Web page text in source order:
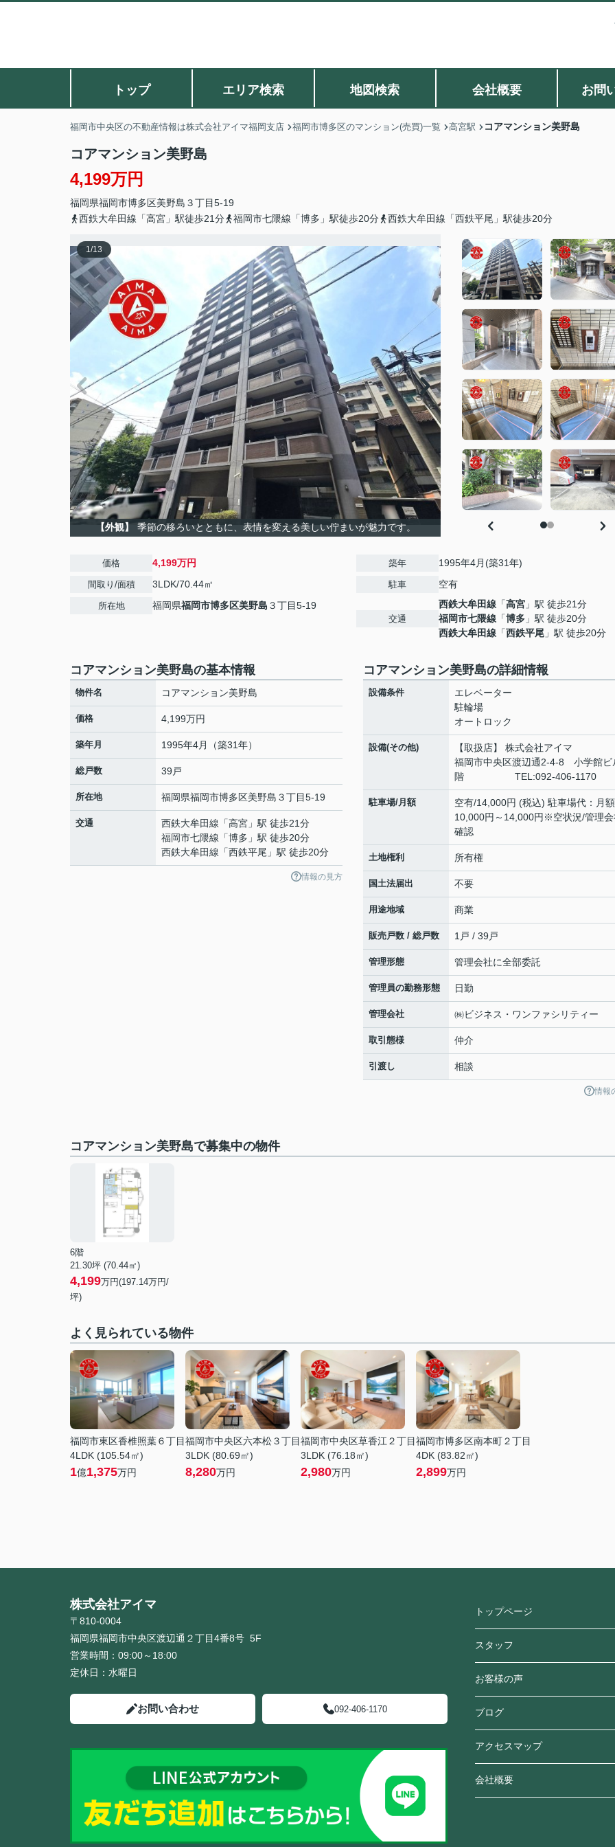
トップ エリア検索 地図検索 会社概要 お問
福岡市中央区の不動産情報は株式会社アイマ福岡支店 福岡市博多区のマンション(売買)一覧 高宮駅 コアマンション美野島
コアマンション美野島
4,199万円
福岡県福岡市博多区美野島 ３丁目5-19
西鉄大牟田線「高宮」駅徒歩21分
福岡市七隈線「博多」駅徒歩20分 西鉄大牟田線「西鉄平尾」駅徒歩20分
1/13
【外観】 季節の移ろいとともに、表情を変える美しい佇まいが魅力です。
価格 4,199万円
間取り/面積 3LDK/70.44㎡
所在地 福岡県福岡市博多区美野島 ３丁目5-19
築年 1995年4月(築31年)
駐車 空有
交通
西鉄大牟田線 「高宮 」駅 徒歩21分
福岡市七隈線 「博多 」駅 徒歩20分
西鉄大牟田線 「西鉄平尾 」駅 徒歩20分
コアマンション美野島の基本情報
物件名 コアマンション美野島
価格 4,199万円
築年月 1995年4月（築31年）
総戸数 39戸
所在地 福岡県福岡市博多区美野島 ３丁目5-19
交通 西鉄大牟田線 「高宮 」駅 徒歩21分
福岡市七隈線 「博多 」駅 徒歩20分
西鉄大牟田線 「西鉄平尾 」駅 徒歩20分
情報の見方
コアマンション美野島の詳細情報
設備条件
エレベーター
駐輪場
オートロック
設備(その他)
【取扱店】 株式会社アイ
福岡市中央区渡辺通2-4-8 小学館ビ
階 TEL:092-406-1170
駐車場/月額
空有/14,000円 (税込) 駐車場代：月額
10,000円～14,000円※空状況/管理
確認
土地権利 所有権
国土法届出 不要
用途地域 商業
販売戸数 / 総戸数 1戸 / 39戸
管理形態 管理会社に全部委託
管理員の勤務形態 日勤
管理会社 ㈱ビジネス・ワンファシリティー
取引態様 仲介
引渡し 相談
情報
コアマンション美野島で募集中の物件
6階
21.30坪 (70.44㎡)
4,199万円(197.14万円/
坪)
よく見られている物件
福岡市東区香椎照葉６丁目
4LDK (105.54㎡)
1億1,375万円
福岡市中央区六本松３丁目
3LDK (80.69㎡)
8,280万円
福岡市中央区草香江２丁目
3LDK (76.18㎡)
2,980万円
福岡市博多区南本町２丁目
4DK (83.82㎡)
2,899万円
株式会社アイマ
〒810-0004
福岡県福岡市中央区渡辺通２丁目4番8号 5F
営業時間： 09:00～18:00
定休日： 水曜日
お問い合わせ 092-406-1170
トップページ
スタッフ
お客様の声
ブログ
アクセスマップ
会社概要